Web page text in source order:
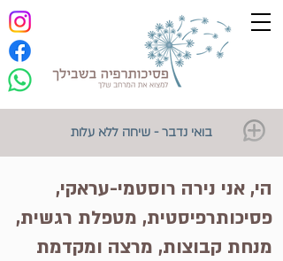
בואי נדבר - שיחה ללא עלות
הי, אני נירה רוסטמי-עראקי,
פסיכותרפיסטית, מטפלת רגשית,
מנחת קבוצות, מרצה ומקדמת